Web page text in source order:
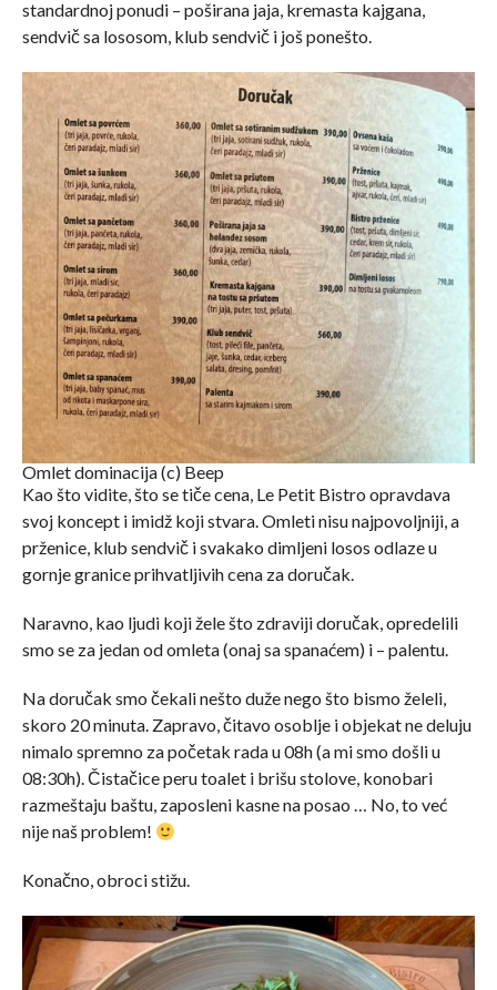
standardnoj ponudi – poširana jaja, kremasta kajgana,
sendvič sa lososom, klub sendvič i još ponešto.
Omlet dominacija (c) Beep
Kao što vidite, što se tiče cena, Le Petit Bistro opravdava
svoj koncept i imidž koji stvara. Omleti nisu najpovoljniji, a
prženice, klub sendvič i svakako dimljeni losos odlaze u
gornje granice prihvatljivih cena za doručak.
Naravno, kao ljudi koji žele što zdraviji doručak, opredelili
smo se za jedan od omleta (onaj sa spanaćem) i – palentu.
Na doručak smo čekali nešto duže nego što bismo želeli,
skoro 20 minuta. Zapravo, čitavo osoblje i objekat ne deluju
nimalo spremno za početak rada u 08h (a mi smo došli u
08:30h). Čistačice peru toalet i brišu stolove, konobari
razmeštaju baštu, zaposleni kasne na posao … No, to već
nije naš problem!
Konačno, obroci stižu.